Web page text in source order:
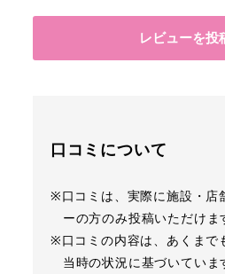
レビューを投
口コミについて
※口コミは、実際に施設・店
ーの方のみ投稿いただけま
※口コミの内容は、あくまで
当時の状況に基づいていま